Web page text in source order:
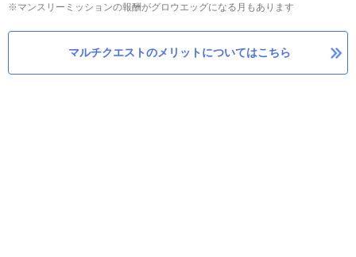
※マンスリーミッションの報酬がグロウエッグになる月もあります
マルチクエストのメリットについてはこちら